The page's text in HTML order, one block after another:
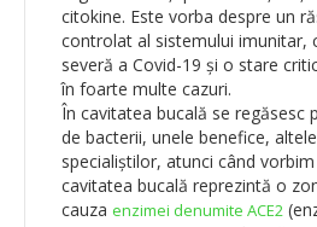
citokine. Este vorba despre un
controlat al sistemului imunitar,
severă a Covid-19 și o stare
în foarte multe cazuri.
În cavitatea bucală se regăsesc
de bacterii, unele benefice,
specialiștilor, atunci când
cavitatea bucală reprezintă o
cauza enzimei denumite ACE2